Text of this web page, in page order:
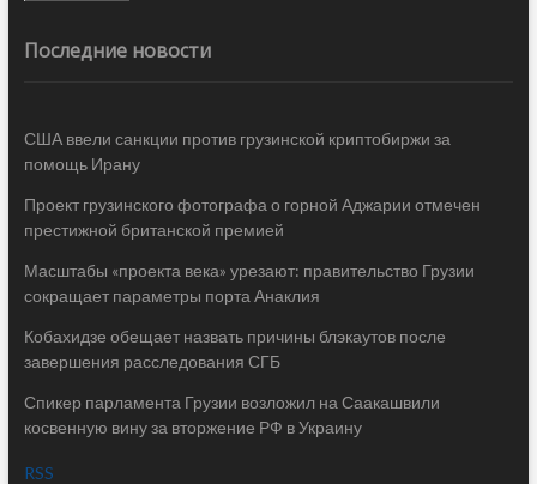
Последние новости
США ввели санкции против грузинской криптобиржи за
помощь Ирану
Проект грузинского фотографа о горной Аджарии отмечен
престижной британской премией
Масштабы «проекта века» урезают: правительство Грузии
сокращает параметры порта Анаклия
Кобахидзе обещает назвать причины блэкаутов после
завершения расследования СГБ
Спикер парламента Грузии возложил на Саакашвили
косвенную вину за вторжение РФ в Украину
RSS